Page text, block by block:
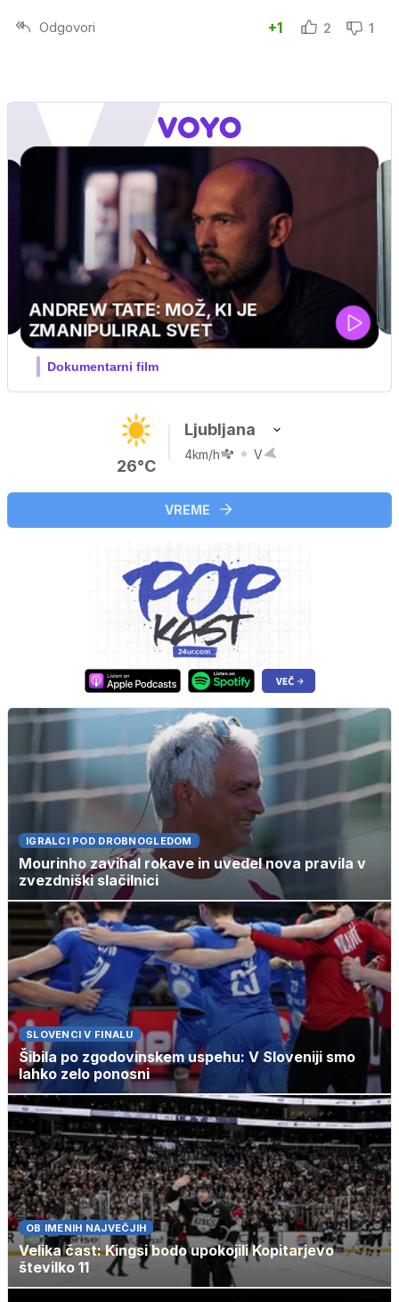
Odgovori +1 2 1
26°C
Ljubljana
4km/h V
VREME
IGRALCI POD DROBNOGLEDOM
Mourinho zavihal rokave in uvedel nova pravila v
zvezdniški slačilnici
SLOVENCI V FINALU
Šibila po zgodovinskem uspehu: V Sloveniji smo
lahko zelo ponosni
OB IMENIH NAJVEČJIH
Velika čast: Kingsi bodo upokojili Kopitarjevo
številko 11